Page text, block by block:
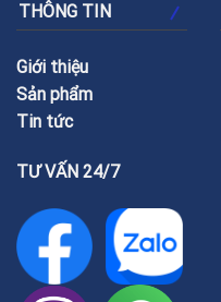
THÔNG TIN
Giới thiệu
Sản phẩm
Tin tức
TƯ VẤN 24/7